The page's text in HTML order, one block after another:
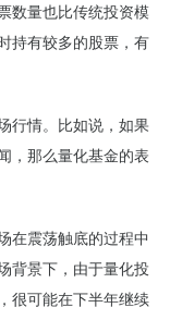
数量也比传统投资模
持有较多的股票，有
行情。比如说，如果
，那么量化基金的表
在震荡触底的过程中
背景下，由于量化投
很可能在下半年继续